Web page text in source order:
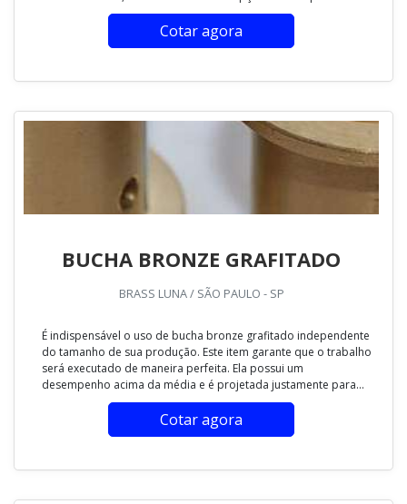
Cotar agora
BUCHA BRONZE GRAFITADO
BRASS LUNA / SÃO PAULO - SP
É indispensável o uso de bucha bronze grafitado independente
do tamanho de sua produção. Este item garante que o trabalho
será executado de maneira perfeita. Ela possui um
desempenho acima da média e é projetada justamente para...
Cotar agora